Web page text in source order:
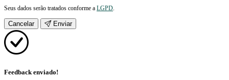
Seus dados serão tratados conforme a LGPD.
Cancelar Enviar
Feedback enviado!